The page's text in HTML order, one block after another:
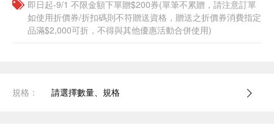
即日起-9/1 不限金額下單贈$200券(單筆不累贈，請注意訂單
如使用折價券/折扣碼則不符贈送資格，贈送之折價券消費指定
品滿$2,000可折，不得與其他優惠活動合併使用)
規格： 請選擇數量、規格